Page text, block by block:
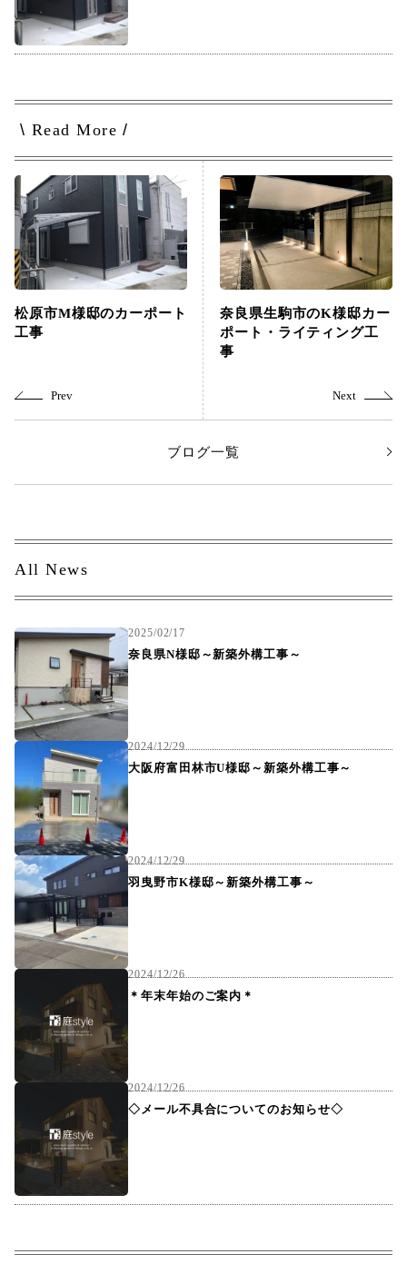
\ Read More /
松原市M様邸のカーポート
工事
奈良県生駒市のK様邸カー
ポート・ライティング工
事
ブログ一覧
All News
2025/02/17
奈良県N様邸～新築外構工事～
2024/12/29
大阪府富田林市U様邸～新築外構工事～
2024/12/29
羽曳野市K様邸～新築外構工事～
2024/12/26
＊年末年始のご案内＊
2024/12/26
◇メール不具合についてのお知らせ◇